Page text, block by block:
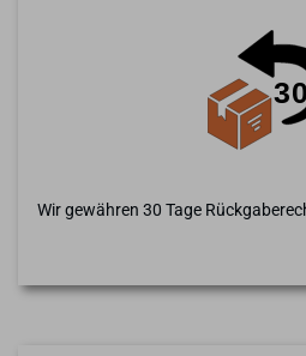
Wir gewähren 30 Tage